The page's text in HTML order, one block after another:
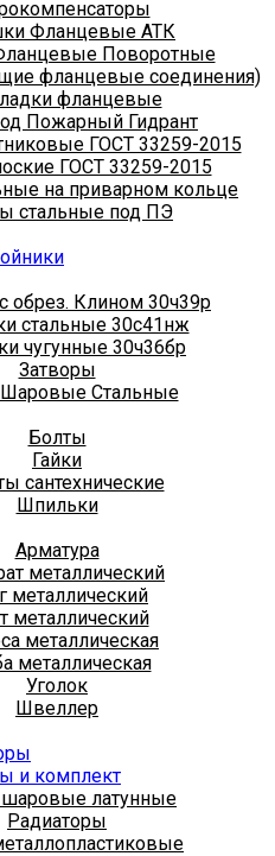
Фланцевые АТК
Поворотные
фланцевые соединения)
фланцевые
Пожарный Гидрант
ГОСТ 33259-2015
ГОСТ 33259-2015
на приварном кольце
стальные под ПЭ
обрез. Клином 30ч39р
стальные 30с41нж
чугунные 30ч36бр
Затворы
Стальные
Болты
Гайки
сантехнические
Шпильки
Арматура
металлический
металлический
металлический
металлическая
металлическая
Уголок
Швеллер
и комплект
латунные
Радиаторы